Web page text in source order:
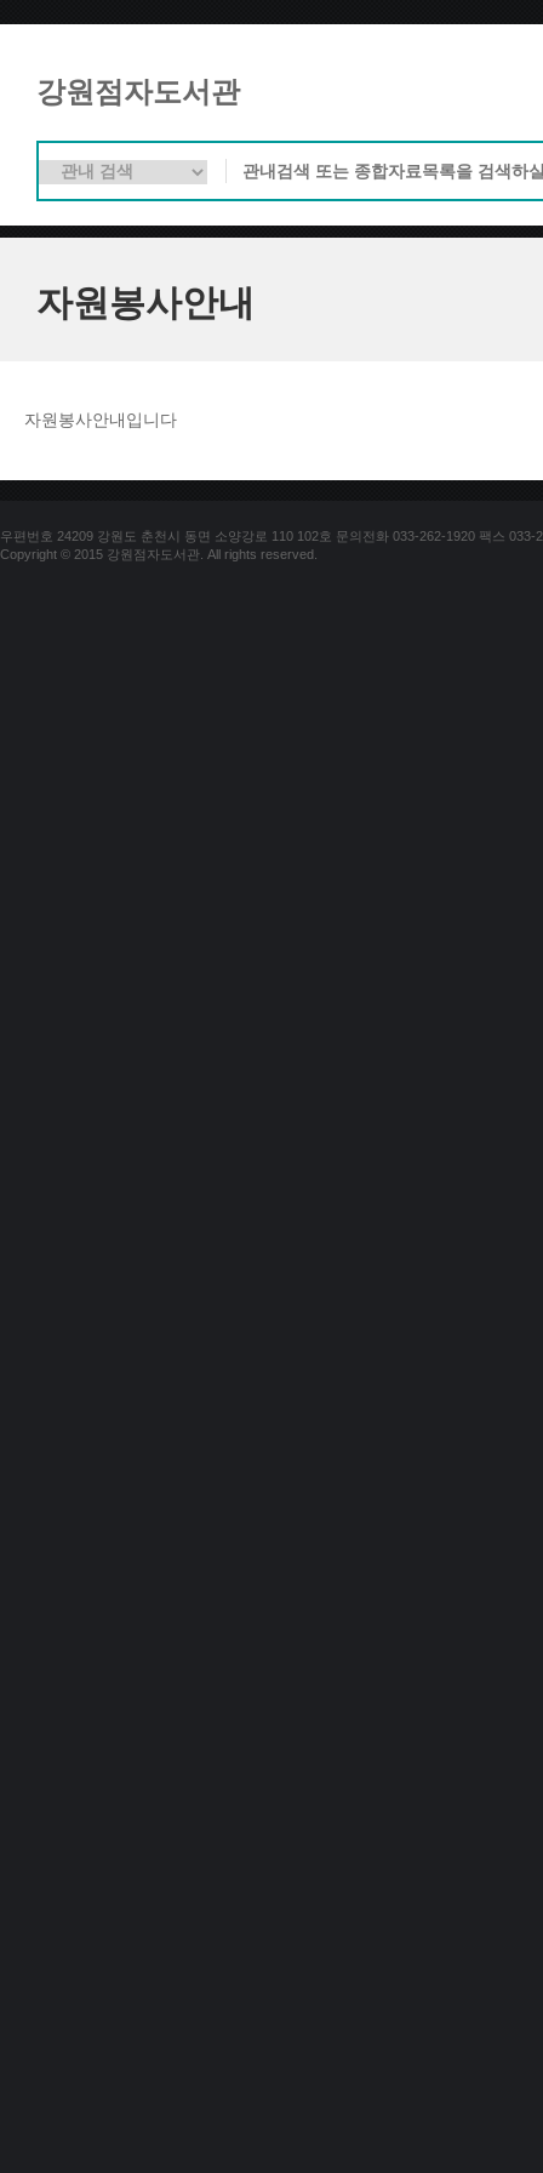
강원점자도서관
자원봉사안내
자원봉사안내입니다
우편번호 24209 강원도 춘천시 동면 소양강로 110 102호 문의전화 033-262-1920 팩스 033-
Copyright © 2015 강원점자도서관. All rights reserved.